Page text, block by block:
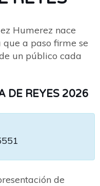
Humerez nace
que a paso firme se
un público cada
DE REYES 2026
de